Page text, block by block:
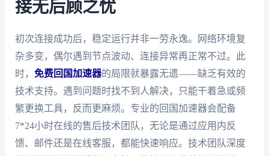
接无后顾之忧
初次连接成功后，稳定运行并非一劳永逸。网络环境复
杂多变，偶尔遇到节点波动、连接异常再正常不过。此
时， 免费回国加速器的局限就暴露无遗——缺乏有效的
技术支持。遇到问题时找不到人解决，只能干着急或频
繁更换工具，反而更麻烦。专业的回国加速器会配备
7*24小时在线的售后技术团队，无论是通过应用内反
馈、邮件还是在线客服，都能快速响应。技术团队深度